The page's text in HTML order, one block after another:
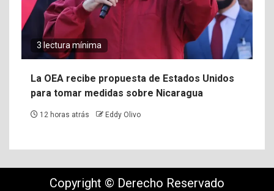
3 lectura mínima
La OEA recibe propuesta de Estados Unidos
para tomar medidas sobre Nicaragua
12 horas atrás Eddy Olivo
Copyright © Derecho Reservado